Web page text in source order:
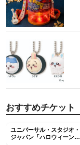
おすすめチケット
ユニバーサル・スタジオ・
ジャパン「ハロウィーン・